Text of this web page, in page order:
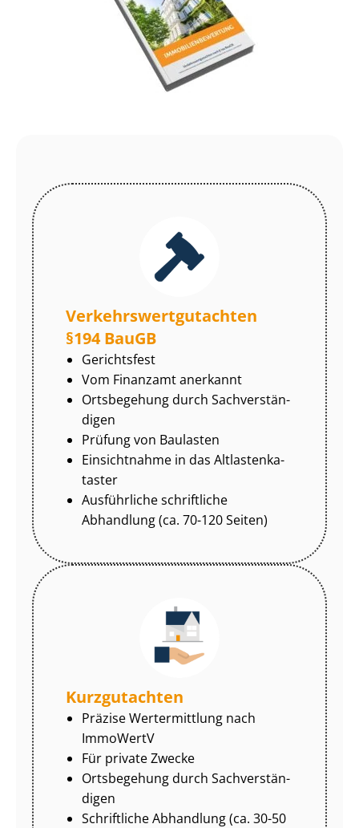
Ver­kehrs­wert­gut­ach­ten
§194 BauGB
Gerichtsfest
Vom Finanzamt anerkannt
Ortsbegehung durch Sach­ver­stän­
di­gen
Prüfung von Baulasten
Einsichtnahme in das Alt­las­ten­ka­
tas­ter
Ausführliche schriftliche
Abhandlung (ca. 70-120 Seiten)
Kurzgutachten
Präzise Wertermittlung nach
ImmoWertV
Für private Zwecke
Ortsbegehung durch Sach­ver­stän­
di­gen
Schriftliche Abhandlung (ca. 30-50